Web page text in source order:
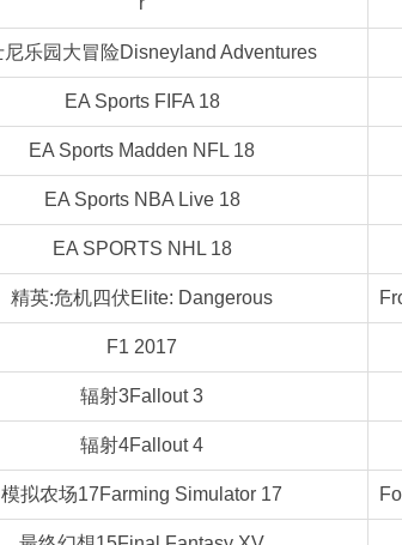
尼乐园大冒险Disneyland Adventures
EA Sports FIFA 18
EA Sports Madden NFL 18
EA Sports NBA Live 18
EA SPORTS NHL 18
精英:危机四伏Elite: Dangerous
F1 2017
辐射3Fallout 3
辐射4Fallout 4
模拟农场17Farming Simulator 17